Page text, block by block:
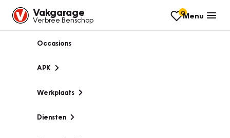
Vakgarage
Verbree Benschop
0Menu
Occasions
APK
Werkplaats
Diensten